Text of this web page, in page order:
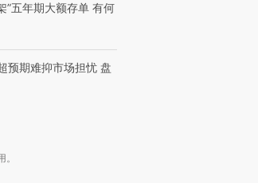
”五年期大额存单 有何
预期难抑市场担忧 盘